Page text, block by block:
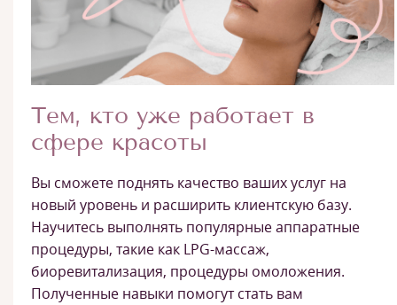
Тем, кто уже работает в
сфере красоты
Вы сможете поднять качество ваших услуг на
новый уровень и расширить клиентскую базу.
Научитесь выполнять популярные аппаратные
процедуры, такие как LPG-массаж,
биоревитализация, процедуры омоложения.
Полученные навыки помогут стать вам